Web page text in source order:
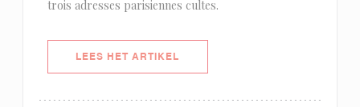
trois adresses parisiennes cultes.
LEES HET ARTIKEL